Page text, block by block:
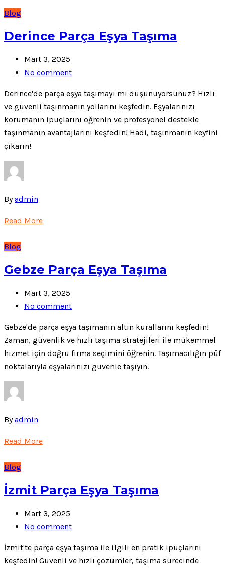
Blog
Derince Parça Eşya Taşıma
Mart 3, 2025
No comment
Derince'de parça eşya taşımayı mı düşünüyorsunuz? Hızlı
ve güvenli taşınmanın yollarını keşfedin. Eşyalarınızı
korumanın ipuçlarını öğrenin ve profesyonel destekle
taşınmanın avantajlarını keşfedin! Hadi, taşınmanın keyfini
çıkarın!
Byadmin
Read More
Blog
Gebze Parça Eşya Taşıma
Mart 3, 2025
No comment
Gebze'de parça eşya taşımanın altın kurallarını keşfedin!
Zaman, güvenlik ve hızlı taşıma stratejileri ile mükemmel
hizmet için doğru firma seçimini öğrenin. Taşımacılığın püf
noktalarıyla eşyalarınızı güvenle taşıyın.
Byadmin
Read More
Blog
İzmit Parça Eşya Taşıma
Mart 3, 2025
No comment
İzmit'te parça eşya taşıma ile ilgili en pratik ipuçlarını
keşfedin! Güvenli ve hızlı çözümler, taşıma sürecinde